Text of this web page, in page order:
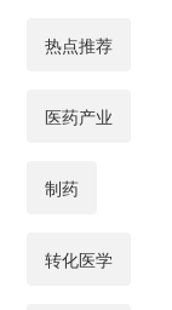
热点推荐
医药产业
制药
转化医学